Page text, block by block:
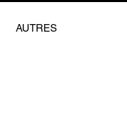
AUTRES